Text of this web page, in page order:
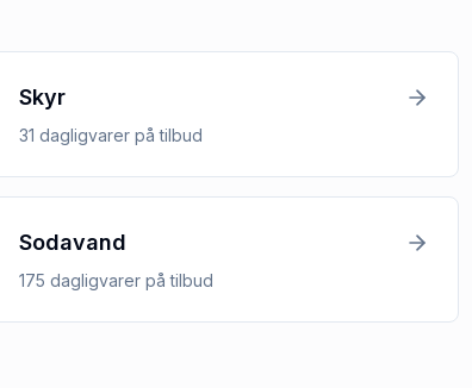
Skyr
31 dagligvarerpå tilbud
Sodavand
175 dagligvarerpå tilbud